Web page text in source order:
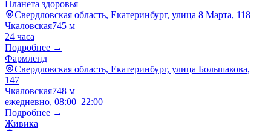
Планета здоровья
Свердловская область, Екатеринбург, улица 8 Марта, 118
Чкаловская745 м
24 часа
Подробнее →
Фармленд
Свердловская область, Екатеринбург, улица Большакова,
147
Чкаловская748 м
ежедневно, 08:00–22:00
Подробнее →
Живика